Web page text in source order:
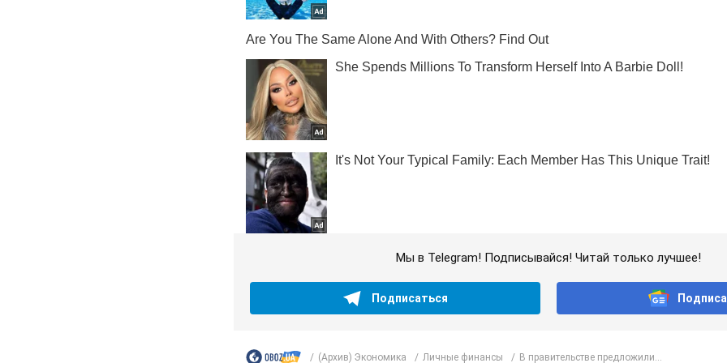
Мы в Telegram! Подписывайся! Читай только лучшее!
Подписаться
(Архив) Экономика Личные финансы В правительстве предложили...